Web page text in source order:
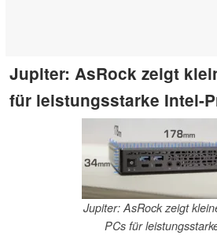
Jupiter: AsRock zeigt
für leistungsstarke Intel-
Jupiter: AsRock zeigt
PCs für